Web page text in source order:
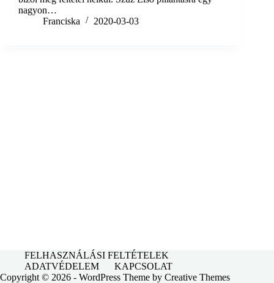
nagyon…
Franciska
2020-03-03
FELHASZNÁLÁSI FELTÉTELEK
ADATVÉDELEM
KAPCSOLAT
Copyright © 2026 - WordPress Theme by Creative Themes